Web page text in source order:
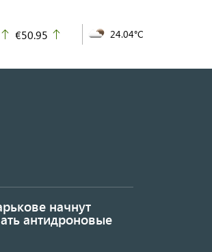
up
€50.95 24.04°C
начнут
антидроновые